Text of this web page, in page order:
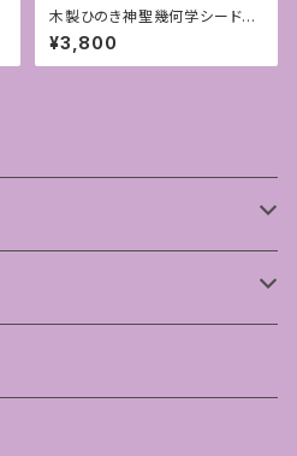
木製ひのき神聖幾何学シードオ
ブライフ〜生命の種子〜ペンダ
ント
¥3,800